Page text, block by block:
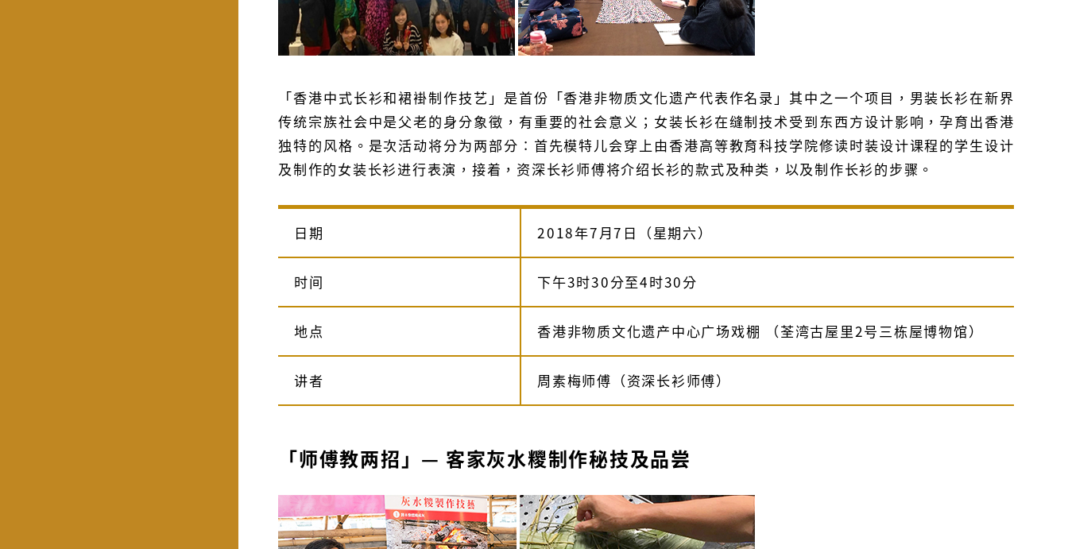
「香港中式长衫和裙褂制作技艺」是首份「香港非物质文化遗产代表作名录」其中之一个项目，男装长衫在新界
传统宗族社会中是父老的身分象徵，有重要的社会意义；女装长衫在缝制技术受到东西方设计影响，孕育出香港
独特的风格。是次活动将分为两部分∶首先模特儿会穿上由香港高等教育科技学院修读时装设计课程的学生设计
及制作的女装长衫进行表演，接着，资深长衫师傅将介绍长衫的款式及种类，以及制作长衫的步骤。
日期 2018年7月7日（星期六）
时间 下午3时30分至4时30分
地点 香港非物质文化遗产中心广场戏棚 （荃湾古屋里2号三栋屋博物馆）
讲者 周素梅师傅（资深长衫师傅）
「师傅教两招」— 客家灰水糭制作秘技及品尝